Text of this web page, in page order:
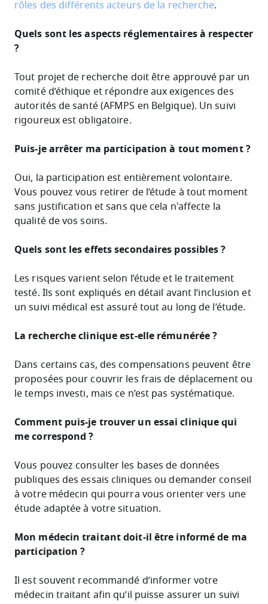
rôles des différents acteurs de la recherche.
Quels sont les aspects réglementaires à respecter
?
Tout projet de recherche doit être approuvé par un
comité d’éthique et répondre aux exigences des
autorités de santé (AFMPS en Belgique). Un suivi
rigoureux est obligatoire.
Puis-je arrêter ma participation à tout moment ?
Oui, la participation est entièrement volontaire.
Vous pouvez vous retirer de l’étude à tout moment
sans justification et sans que cela n'affecte la
qualité de vos soins.
Quels sont les effets secondaires possibles ?
Les risques varient selon l’étude et le traitement
testé. Ils sont expliqués en détail avant l’inclusion et
un suivi médical est assuré tout au long de l’étude.
La recherche clinique est-elle rémunérée ?
Dans certains cas, des compensations peuvent être
proposées pour couvrir les frais de déplacement ou
le temps investi, mais ce n’est pas systématique.
Comment puis-je trouver un essai clinique qui
me correspond ?
Vous pouvez consulter les bases de données
publiques des essais cliniques ou demander conseil
à votre médecin qui pourra vous orienter vers une
étude adaptée à votre situation.
Mon médecin traitant doit-il être informé de ma
participation ?
Il est souvent recommandé d’informer votre
médecin traitant afin qu’il puisse assurer un suivi